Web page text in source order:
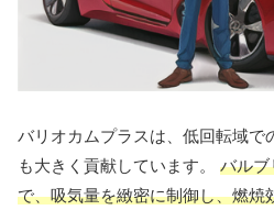
バリオカムプラスは、低回転域で
も大きく貢献しています。 バルブ
で、吸気量を緻密に制御し、燃焼